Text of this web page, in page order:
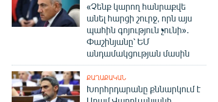
«Չենք կարող հանրաքվե
անել հարցի շուրջ, որն այս
պահին գոյություն չունի»․
Փաշինյանը՝ ԵՄ
անդամակցության մասին
ՔԱՂԱՔԱԿԱՆ
Խորհրդարանը քննարկում է